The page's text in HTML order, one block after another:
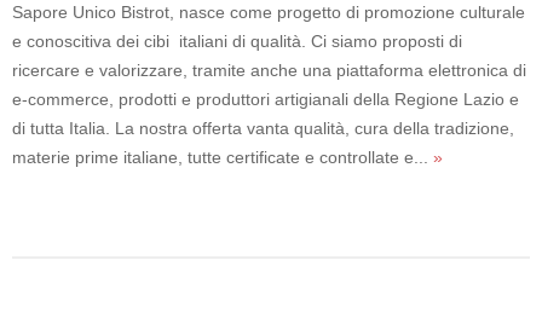
Sapore Unico Bistrot, nasce come progetto di promozione culturale
e conoscitiva dei cibi italiani di qualità. Ci siamo proposti di
ricercare e valorizzare, tramite anche una piattaforma elettronica di
e-commerce, prodotti e produttori artigianali della Regione Lazio e
di tutta Italia. La nostra offerta vanta qualità, cura della tradizione,
materie prime italiane, tutte certificate e controllate e... »